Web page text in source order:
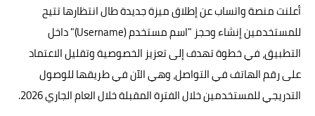
أعلنت منصة واتساب عن إطلاق ميزة جديدة طال انتظارها تتيح
للمستخدمين إنشاء وحجز "اسم مستخدم (Username)" داخل
التطبيق، في خطوة تهدف إلى تعزيز الخصوصية وتقليل الاعتماد
على رقم الهاتف في التواصل، وهي الآن في طريقها للوصول
التدريجي للمستخدمين خلال الفترة المقبلة خلال العام الجاري 2026.